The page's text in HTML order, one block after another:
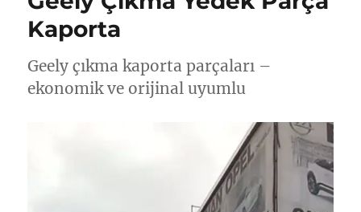
Kaporta
Geely çıkma kaporta parçaları –
ekonomik ve orijinal uyumlu